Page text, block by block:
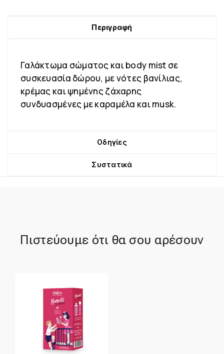
Περιγραφή
Γαλάκτωμα σώματος και body mist σε
συσκευασία δώρου, με νότες βανίλιας,
κρέμας και ψημένης ζάχαρης
συνδυασμένες με καραμέλα και musk.
Οδηγίες
Συστατικά
Πιστεύουμε ότι θα σου αρέσουν